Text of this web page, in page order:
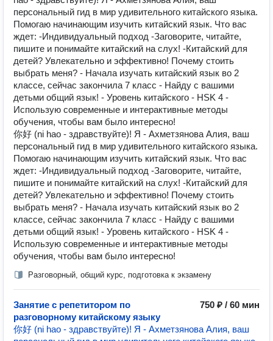
персональный гид в мир удивительного китайского языка.
Помогаю начинающим изучить китайский язык. Что вас
ждет: -Индивидуальный подход -Заговорите, читайте,
пишите и понимайте китайский на слух! -Китайский для
детей? Увлекательно и эффективно! Почему стоить
выбрать меня? - Начала изучать китайский язык во 2
классе, сейчас закончила 7 класс - Найду с вашими
детьми общий язык! - Уровень китайского - HSK 4 -
Использую современные и интерактивные методы
обучения, чтобы вам было интересно!
你好 (ni hao - здравствуйте)! Я - Ахметзянова Алия, ваш
персональный гид в мир удивительного китайского языка.
Помогаю начинающим изучить китайский язык. Что вас
ждет: -Индивидуальный подход -Заговорите, читайте,
пишите и понимайте китайский на слух! -Китайский для
детей? Увлекательно и эффективно! Почему стоить
выбрать меня? - Начала изучать китайский язык во 2
классе, сейчас закончила 7 класс - Найду с вашими
детьми общий язык! - Уровень китайского - HSK 4 -
Использую современные и интерактивные методы
обучения, чтобы вам было интересно!
Разговорный, общий курс, подготовка к экзамену
Занятие с репетитором по
разговорному китайскому языку
750 ₽ / 60 мин
你好 (ni hao - здравствуйте)! Я - Ахметзянова Алия, ваш